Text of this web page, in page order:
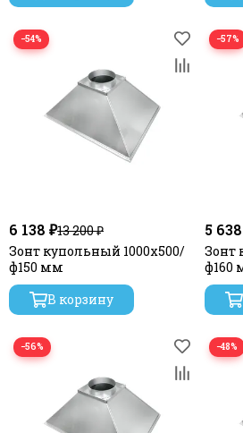
стали
−54%
6 138 ₽13 200 ₽
Зонт купольный 1000х500/
ф150 мм
В корзину
−57%
5
Зонт
ф160
−56% −48%